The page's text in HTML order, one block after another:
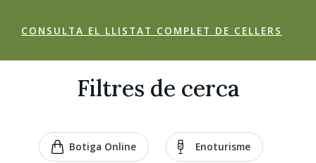
CONSULTA EL LLISTAT COMPLET DE CELLERS
Filtres de cerca
Botiga Online Enoturisme